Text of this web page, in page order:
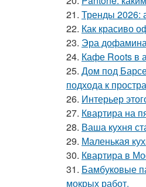
21. Тренды 2026:
22. Как красиво
23. Эра
24. Кафе Roots в
25. Дом под
подхода к
26. Интерьер
27. Квартира на
28. Ваша кухня
29. Маленькая
30. Квартира в
31. Бамбуковые
мокрых работ.